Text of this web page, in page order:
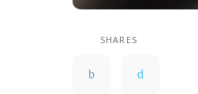
SHARES